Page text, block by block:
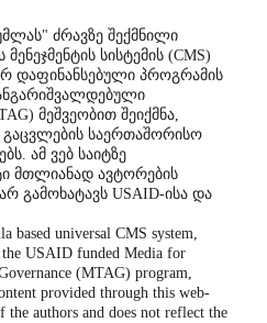
ძრავზე შექმნილი
სისტემის (CMS)
დაფინანსებული პროგრამის
მეშვეობით შეიქმნა,
საერთაშორისო
ამ ვებ საიტზე
მთლიანად ავტორების
გამოხატავს USAID-ისა და
based universal CMS system,
USAID funded Media for
(MTAG) program,
provided through this web-
authors and does not reflect the